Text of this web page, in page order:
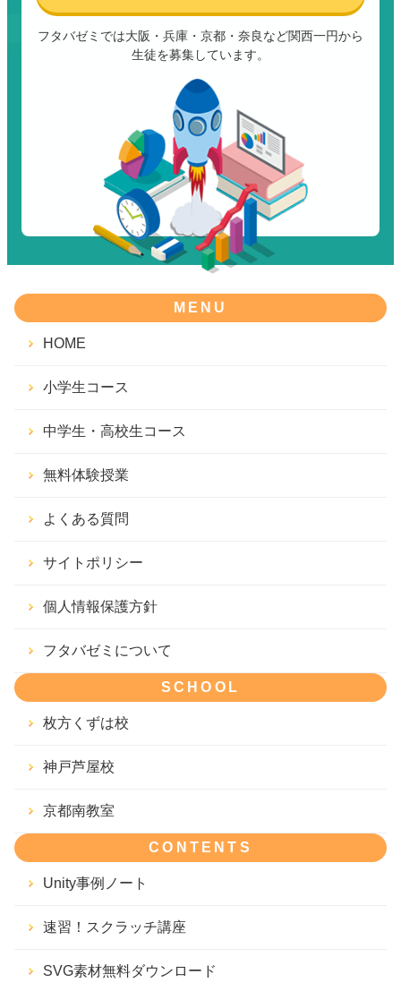
フタバゼミでは大阪・兵庫・京都・奈良など関西一円から
生徒を募集しています。
MENU
HOME
小学生コース
中学生・高校生コース
無料体験授業
よくある質問
サイトポリシー
個人情報保護方針
フタバゼミについて
SCHOOL
枚方くずは校
神戸芦屋校
京都南教室
CONTENTS
Unity事例ノート
速習！スクラッチ講座
SVG素材無料ダウンロード